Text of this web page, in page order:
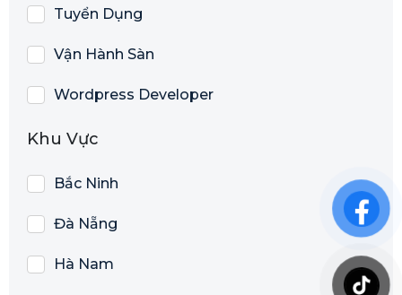
Tuyển Dụng
Vận Hành Sàn
Wordpress Developer
Khu Vực
Bắc Ninh
Đà Nẵng
Hà Nam